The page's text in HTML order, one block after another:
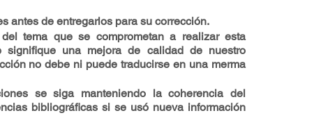
antes de entregarlos para su corrección.
tema que se comprometan a realizar esta
una mejora de calidad de nuestro
no debe ni puede traducirse en una merma
se siga manteniendo la coherencia del
bibliográficas si se usó nueva información